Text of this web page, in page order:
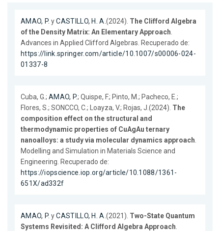
AMAO, P. yCASTILLO, H. A. (2024). The Clifford Algebra
of the Density Matrix: An Elementary Approach
Advances in Applied Clifford Algebras. Recuperado de:
https://link.springer.com/article/10.1007/s00006-024-
01337-8
Cuba, G.; AMAO, P.; Quispe, F.; Pinto, M.; Pacheco, E.;
Flores, S.; SONCCO, C.; Loayza, V.; Rojas, J.(2024). The
composition effect on the structural and
thermodynamic properties of CuAgAu ternary
nanoalloys: a study via molecular dynamics approach
Modelling and Simulation in Materials Science and
Engineering. Recuperado de:
https://iopscience.iop.org/article/10.1088/1361-
651X/ad332f
AMAO, P. yCASTILLO, H. A. (2021). Two-State Quantum
Systems Revisited: A Clifford Algebra Approach